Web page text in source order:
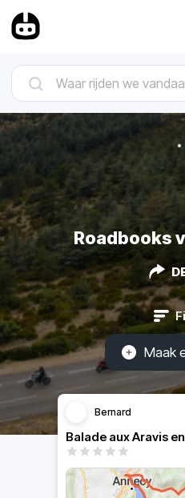
Roadbooks
Maak
Bernard
Balade aux Aravis